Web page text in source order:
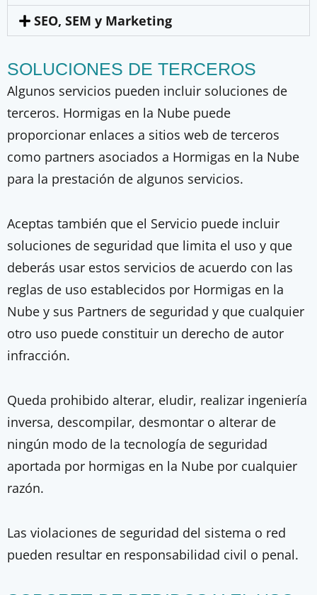
SEO, SEM y Marketing
SOLUCIONES DE TERCEROS
Algunos servicios pueden incluir soluciones de
terceros. Hormigas en la Nube puede
proporcionar enlaces a sitios web de terceros
como partners asociados a Hormigas en la Nube
para la prestación de algunos servicios.
Aceptas también que el Servicio puede incluir
soluciones de seguridad que limita el uso y que
deberás usar estos servicios de acuerdo con las
reglas de uso establecidos por Hormigas en la
Nube y sus Partners de seguridad y que cualquier
otro uso puede constituir un derecho de autor
infracción.
Queda prohibido alterar, eludir, realizar ingeniería
inversa, descompilar, desmontar o alterar de
ningún modo de la tecnología de seguridad
aportada por hormigas en la Nube por cualquier
razón.
Las violaciones de seguridad del sistema o red
pueden resultar en responsabilidad civil o penal.